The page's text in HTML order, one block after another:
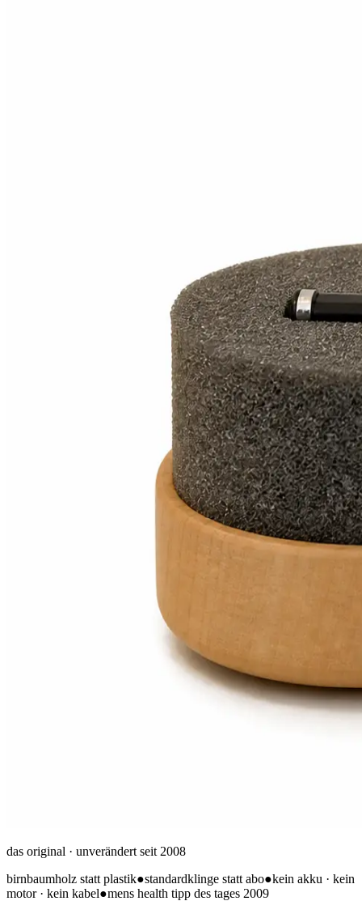
das original · unverändert seit 2008
birnbaumholz statt plastik●standardklinge statt abo●kein akku · kein
motor · kein kabel●mens health tipp des tages 2009